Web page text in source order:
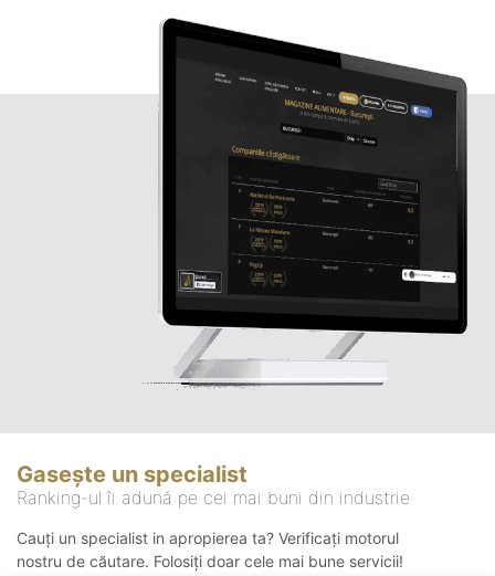
Gasește un specialist
Ranking-ul îi adună pe cei mai buni din industrie
Cauți un specialist in apropierea ta? Verificați motorul
nostru de căutare. Folosiți doar cele mai bune servicii!